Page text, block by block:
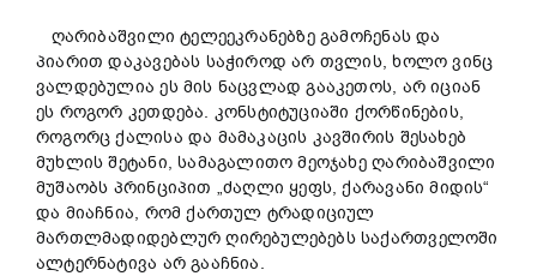
ღარიბაშვილი ტელეეკრანებზე გამოჩენას და
პიარით დაკავებას საჭიროდ არ თვლის, ხოლო ვინც
ვალდებულია ეს მის ნაცვლად გააკეთოს, არ იციან
ეს როგორ კეთდება. კონსტიტუციაში ქორწინების,
როგორც ქალისა და მამაკაცის კავშირის შესახებ
მუხლის შეტანი, სამაგალითო მეოჯახე ღარიბაშვილი
მუშაობს პრინციპით „ძაღლი ყეფს, ქარავანი მიდის“
და მიაჩნია, რომ ქართულ ტრადიციულ
მართლმადიდებლურ ღირებულებებს საქართველოში
ალტერნატივა არ გააჩნია.